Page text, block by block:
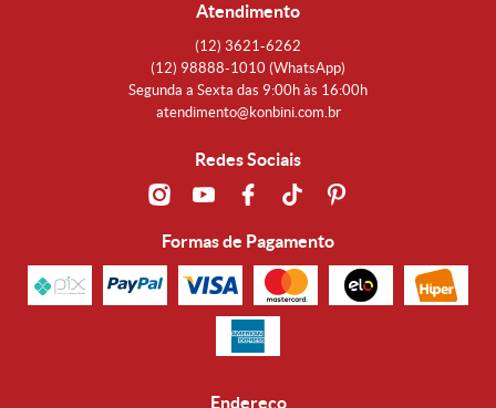
Atendimento
(12) 3621-6262
(12) 98888-1010 (WhatsApp)
Segunda a Sexta das 9:00h às 16:00h
atendimento@konbini.com.br
Redes Sociais
Formas de Pagamento
Endereço